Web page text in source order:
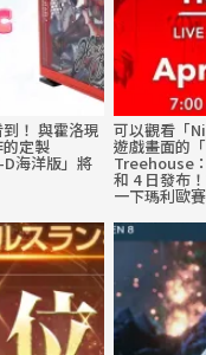
！ 與霍洛現
定製
D海洋版」將
可以觀看「
遊戲畫面的
Treehouse
和 4 日發布
一下瑪利歐